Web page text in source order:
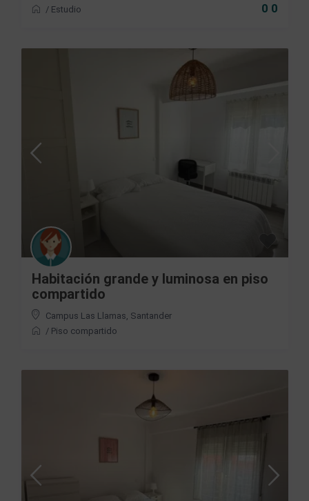
0 0
/ Estudio
Habitación grande y luminosa en piso
compartido
Campus Las Llamas, Santander
/ Piso compartido